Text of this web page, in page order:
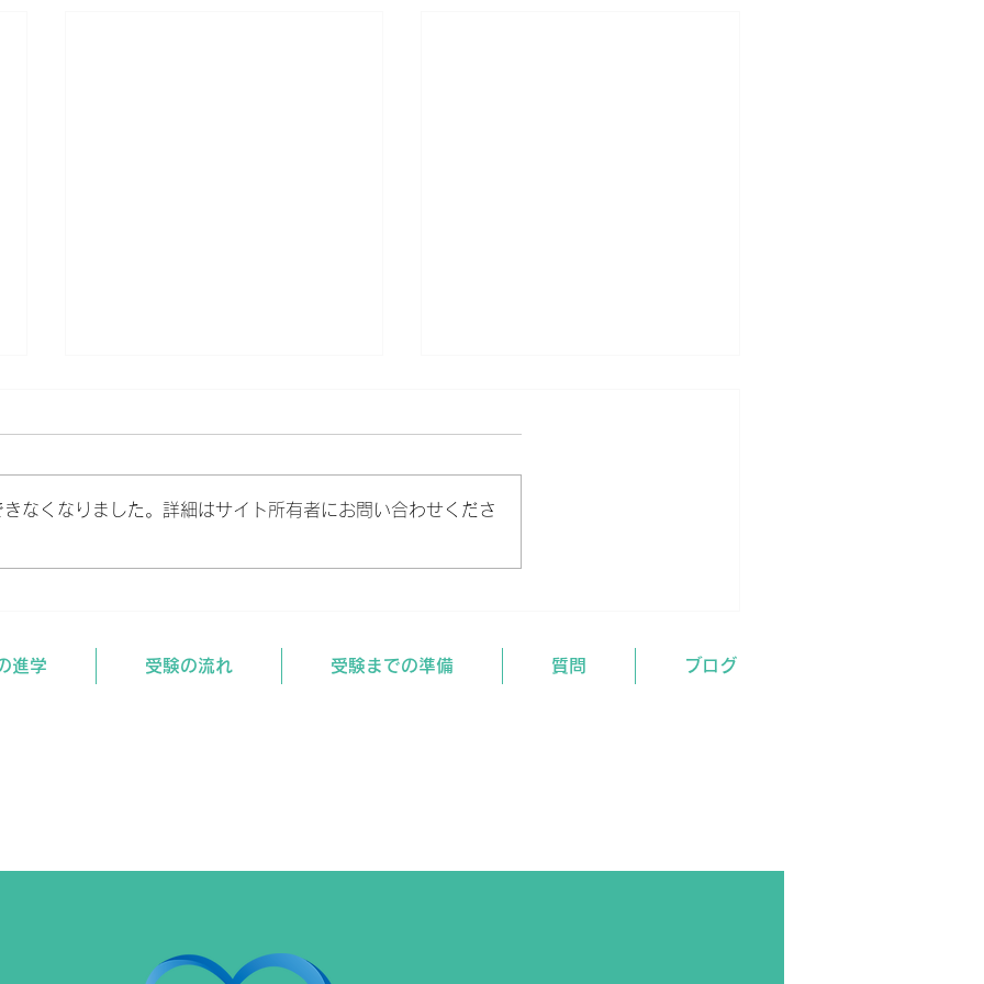
直前期の受験対策
12月イベント及び開校情報
なくなりました。詳細はサイト所有者にお問い合わせくださ
進学 受験の流れ 受験までの準備 質問 ブログ